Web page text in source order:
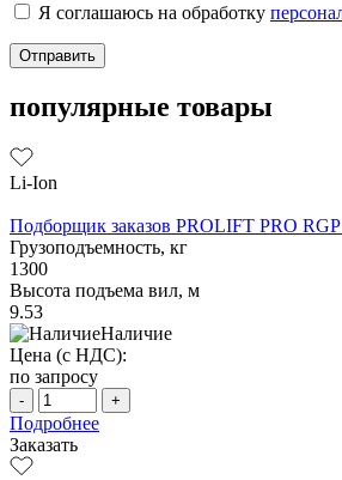
Я соглашаюсь на обработку
популярные товары
Li-Ion
Подборщик заказов PROLIFT PRO
Грузоподъемность, кг
1300
Высота подъема вил, м
9.53
Наличие
Цена (с НДС):
по запросу
- +
Подробнее
Заказать